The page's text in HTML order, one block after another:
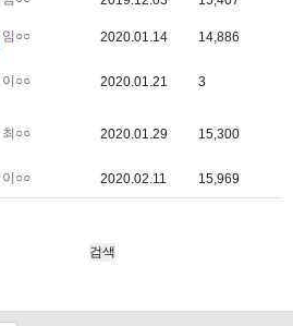
임○○ 2020.01.14 14,886
이○○ 2020.01.21 3
최○○ 2020.01.29 15,300
이○○ 2020.02.11 15,969